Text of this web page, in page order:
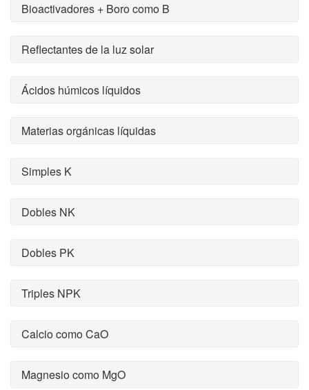
Bioactivadores + Boro como B
Reflectantes de la luz solar
Ácidos húmicos líquidos
Materias orgánicas líquidas
Simples K
Dobles NK
Dobles PK
Triples NPK
Calcio como CaO
Magnesio como MgO